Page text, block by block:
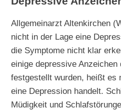
Allgemeinarzt Altenkirchen
nicht in der Lage eine
die Symptome nicht klar
einige depressive Anzeichen
festgestellt wurden, heißt es
eine Depression handelt.
Müdigkeit und